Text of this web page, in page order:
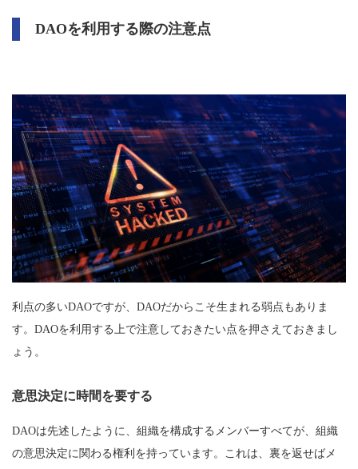
DAOを利用する際の注意点
利点の多いDAOですが、DAOだからこそ生まれる弱点もありま
す。DAOを利用する上で注意しておきたい点を押さえておきまし
ょう。
意思決定に時間を要する
DAOは先述したように、組織を構成するメンバーすべてが、組織
の意思決定に関わる権利を持っています。これは、裏を返せばメ